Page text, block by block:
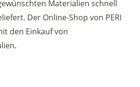
Materialien schnell
Der Online-Shop von PERI
den Einkauf von